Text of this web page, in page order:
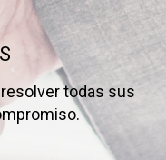
todas sus